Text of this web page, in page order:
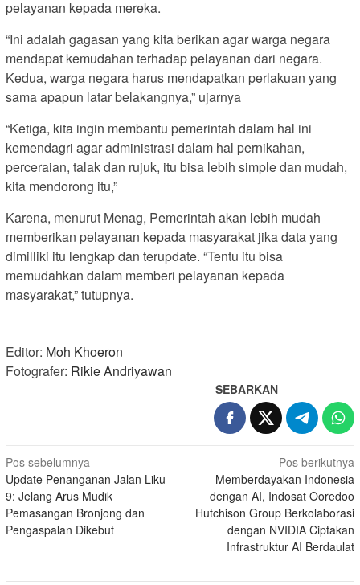
pelayanan kepada mereka.
“Ini adalah gagasan yang kita berikan agar warga negara
mendapat kemudahan terhadap pelayanan dari negara.
Kedua, warga negara harus mendapatkan perlakuan yang
sama apapun latar belakangnya,” ujarnya
“Ketiga, kita ingin membantu pemerintah dalam hal ini
kemendagri agar administrasi dalam hal pernikahan,
perceraian, talak dan rujuk, itu bisa lebih simple dan mudah,
kita mendorong itu,”
Karena, menurut Menag, Pemerintah akan lebih mudah
memberikan pelayanan kepada masyarakat jika data yang
dimilliki itu lengkap dan terupdate. “Tentu itu bisa
memudahkan dalam memberi pelayanan kepada
masyarakat,” tutupnya.
Editor: Moh Khoeron
Fotografer: Rikie Andriyawan
SEBARKAN
Navigasi
pos
Pos sebelumnya
Update Penanganan Jalan Liku
9: Jelang Arus Mudik
Pemasangan Bronjong dan
Pengaspalan Dikebut
Pos berikutnya
Memberdayakan Indonesia
dengan AI, Indosat Ooredoo
Hutchison Group Berkolaborasi
dengan NVIDIA Ciptakan
Infrastruktur AI Berdaulat